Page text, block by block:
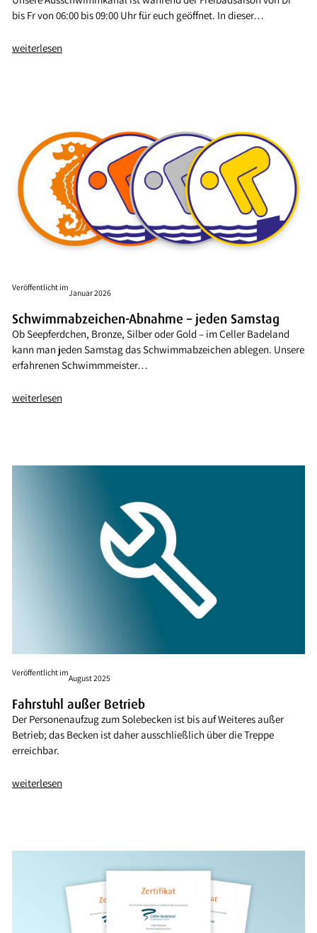
bis Fr von 06:00 bis 09:00 Uhr für euch geöffnet. In dieser…
weiterlesen
Veröffentlicht im
Januar 2026
Schwimmabzeichen-Abnahme – jeden Samstag
Ob Seepferdchen, Bronze, Silber oder Gold – im Celler Badeland
kann man jeden Samstag das Schwimmabzeichen ablegen. Unsere
erfahrenen Schwimmmeister…
weiterlesen
Veröffentlicht im
August 2025
Fahrstuhl außer Betrieb
Der Personenaufzug zum Solebecken ist bis auf Weiteres außer
Betrieb; das Becken ist daher ausschließlich über die Treppe
erreichbar.
weiterlesen